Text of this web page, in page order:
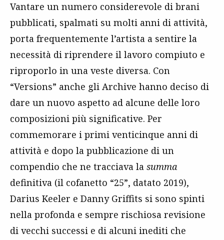
Vantare un numero considerevole di brani
pubblicati, spalmati su molti anni di attività,
porta frequentemente l’artista a sentire la
necessità di riprendere il lavoro compiuto e
riproporlo in una veste diversa. Con
“Versions” anche gli Archive hanno deciso di
dare un nuovo aspetto ad alcune delle loro
composizioni più significative. Per
commemorare i primi venticinque anni di
attività e dopo la pubblicazione di un
compendio che ne tracciava la summa
definitiva (il cofanetto “25”, datato 2019),
Darius Keeler e Danny Griffits si sono spinti
nella profonda e sempre rischiosa revisione
di vecchi successi e di alcuni inediti che